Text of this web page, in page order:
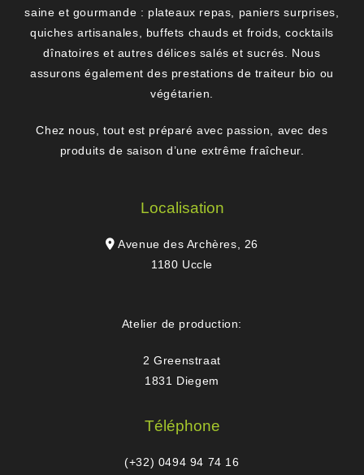
saine et gourmande : plateaux repas, paniers surprises,
quiches artisanales, buffets chauds et froids, cocktails
dînatoires et autres délices salés et sucrés. Nous
assurons également des prestations de traiteur bio ou
végétarien.
Chez nous, tout est préparé avec passion, avec des
produits de saison d’une extrême fraîcheur.
Localisation
Avenue des Archères, 26
1180 Uccle
Atelier de production:
2 Greenstraat
1831 Diegem
Téléphone
(+32) 0494 94 74 16